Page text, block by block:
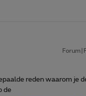
reden waarom je
de